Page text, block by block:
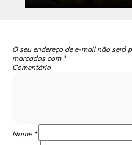
O seu endereço de e-mail não será
marcados com *
Comentário
Nome *